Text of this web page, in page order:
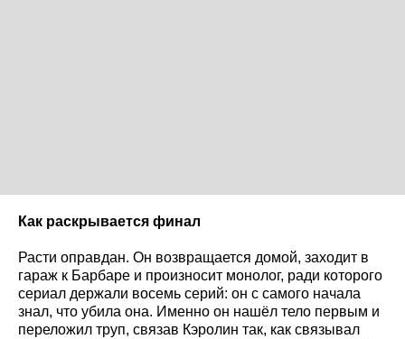
Как раскрывается финал
Расти оправдан. Он возвращается домой, заходит в
гараж к Барбаре и произносит монолог, ради которого
сериал держали восемь серий: он с самого начала
знал, что убила она. Именно он нашёл тело первым и
переложил труп, связав Кэролин так, как связывал